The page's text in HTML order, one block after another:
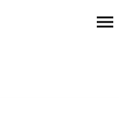
menu